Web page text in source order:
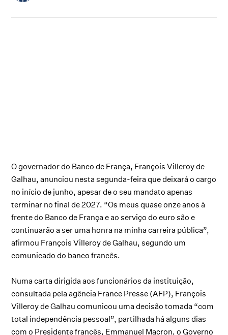
O governador do Banco de França, François Villeroy de
Galhau, anunciou nesta segunda-feira que deixará o cargo
no início de junho, apesar de o seu mandato apenas
terminar no final de 2027. “Os meus quase onze anos à
frente do Banco de França e ao serviço do euro são e
continuarão a ser uma honra na minha carreira pública”,
afirmou François Villeroy de Galhau, segundo um
comunicado do banco francês.
Numa carta dirigida aos funcionários da instituição,
consultada pela agência France Presse (AFP), François
Villeroy de Galhau comunicou uma decisão tomada “com
total independência pessoal”, partilhada há alguns dias
com o Presidente francês, Emmanuel Macron, o Governo